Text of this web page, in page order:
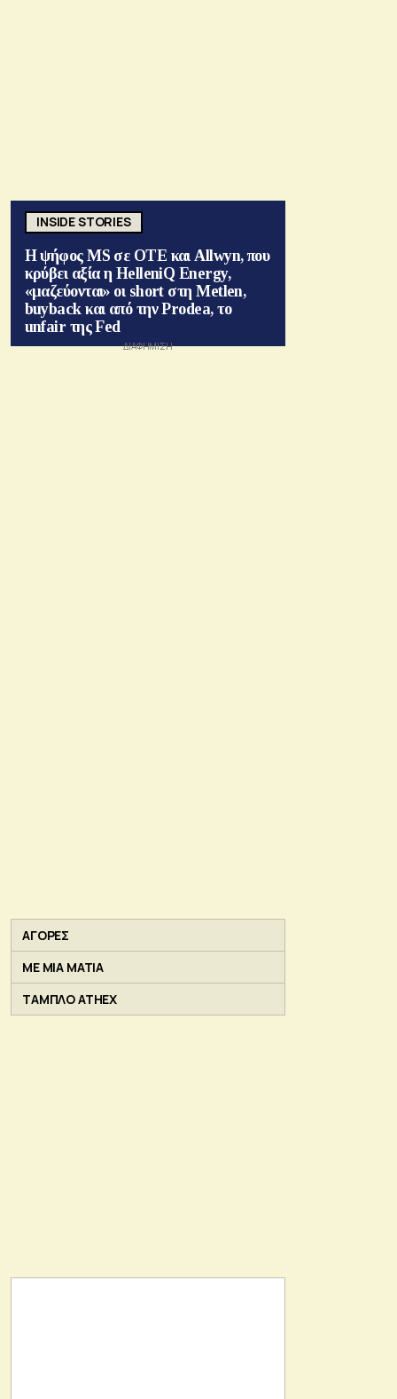
INSIDE STORIES
Η ψήφος MS σε ΟΤΕ και Allwyn, που
κρύβει αξία η HelleniQ Energy,
«μαζεύονται» οι short στη Metlen,
buyback και από την Prodea, το
unfair της Fed
ΑΓΟΡΕΣ
ΜΕ ΜΙΑ ΜΑΤΙΑ
ΤΑΜΠΛΟ ATHEX